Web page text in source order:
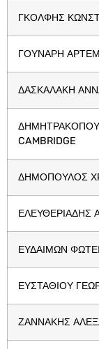
ΓΚΟΛΦΗΣ
ΓΟΥΝΑΡΗ
ΔΑΣΚΑΛΑΚΗ
CAMBRIDGE
ΔΗΜΟΠΟΥΛΟΣ
ΕΛΕΥΘΕΡΙΑΔΗΣ
ΕΥΔΑΙΜΩΝ
ΕΥΣΤΑΘΙΟΥ
ΖΑΝΝΑΚΗΣ